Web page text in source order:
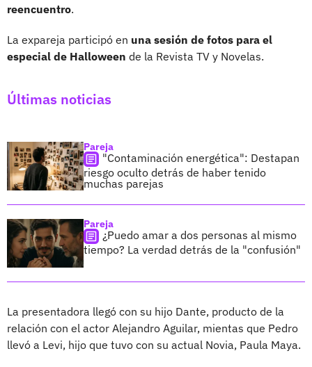
reencuentro.
La expareja participó en una sesión de fotos para el
especial de Halloween de la Revista TV y Novelas.
Últimas noticias
Pareja
"Contaminación energética": Destapan
riesgo oculto detrás de haber tenido
muchas parejas
Pareja
¿Puedo amar a dos personas al mismo
tiempo? La verdad detrás de la "confusión"
La presentadora llegó con su hijo Dante, producto de la
relación con el actor Alejandro Aguilar, mientas que Pedro
llevó a Levi, hijo que tuvo con su actual Novia, Paula Maya.